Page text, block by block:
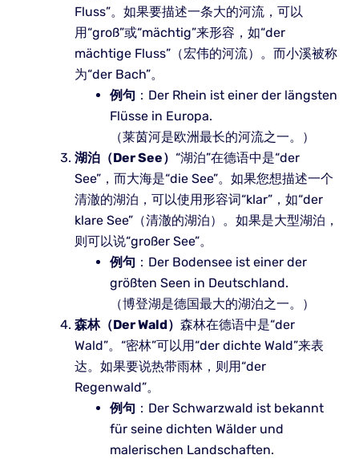
Fluss”。如果要描述一条大的河流，可以
用“groß”或“mächtig”来形容，如“der
mächtige Fluss”（宏伟的河流）。而小溪被称
为“der Bach”。
例句 ：Der Rhein ist einer der längsten
Flüsse in Europa.
（莱茵河是欧洲最长的河流之一。）
湖泊（Der See） “湖泊”在德语中是“der
See”，而大海是“die See”。如果您想描述一个
清澈的湖泊，可以使用形容词“klar”，如“der
klare See”（清澈的湖泊）。如果是大型湖泊，
则可以说“großer See”。
例句 ：Der Bodensee ist einer der
größten Seen in Deutschland.
（博登湖是德国最大的湖泊之一。）
森林（Der Wald） 森林在德语中是“der
Wald”。“密林”可以用“der dichte Wald”来表
达。如果要说热带雨林，则用“der
Regenwald”。
例句 ：Der Schwarzwald ist bekannt
für seine dichten Wälder und
malerischen Landschaften.